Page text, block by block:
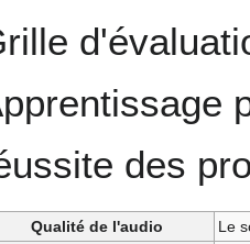
des
Qualité de l'audio
Le